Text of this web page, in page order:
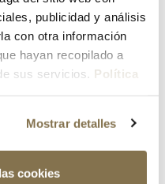
publicidad y análisis
con otra información
hayan recopilado a
sus servicios. Política
Mostrar detalles
cookies